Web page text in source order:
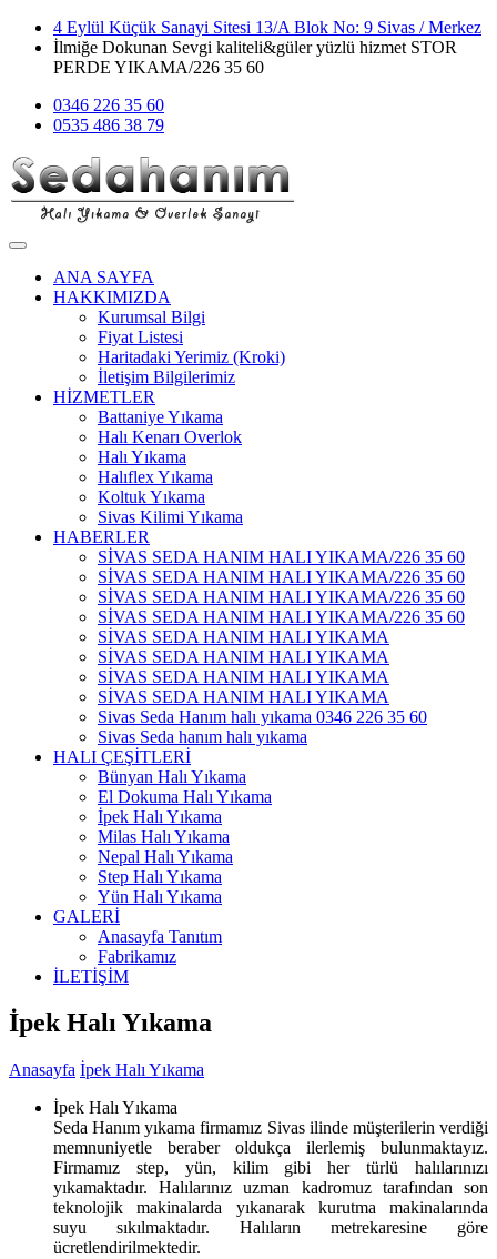
4 Eylül Küçük Sanayi Sitesi 13/A Blok No: 9 Sivas / Merkez
İlmiğe Dokunan Sevgi kaliteli&güler yüzlü hizmet STOR
PERDE YIKAMA/226 35 60
0346 226 35 60
0535 486 38 79
ANA SAYFA
HAKKIMIZDA
Kurumsal Bilgi
Fiyat Listesi
Haritadaki Yerimiz (Kroki)
İletişim Bilgilerimiz
HİZMETLER
Battaniye Yıkama
Halı Kenarı Overlok
Halı Yıkama
Halıflex Yıkama
Koltuk Yıkama
Sivas Kilimi Yıkama
HABERLER
SİVAS SEDA HANIM HALI YIKAMA/226 35 60
SİVAS SEDA HANIM HALI YIKAMA/226 35 60
SİVAS SEDA HANIM HALI YIKAMA/226 35 60
SİVAS SEDA HANIM HALI YIKAMA/226 35 60
SİVAS SEDA HANIM HALI YIKAMA
SİVAS SEDA HANIM HALI YIKAMA
SİVAS SEDA HANIM HALI YIKAMA
SİVAS SEDA HANIM HALI YIKAMA
Sivas Seda Hanım halı yıkama 0346 226 35 60
Sivas Seda hanım halı yıkama
HALI ÇEŞİTLERİ
Bünyan Halı Yıkama
El Dokuma Halı Yıkama
İpek Halı Yıkama
Milas Halı Yıkama
Nepal Halı Yıkama
Step Halı Yıkama
Yün Halı Yıkama
GALERİ
Anasayfa Tanıtım
Fabrikamız
İLETİŞİM
İpek Halı Yıkama
Anasayfa İpek Halı Yıkama
İpek Halı Yıkama
Seda Hanım yıkama firmamız Sivas ilinde müşterilerin verdiği
memnuniyetle beraber oldukça ilerlemiş bulunmaktayız.
Firmamız step, yün, kilim gibi her türlü halılarınızı
yıkamaktadır. Halılarınız uzman kadromuz tarafından son
teknolojik makinalarda yıkanarak kurutma makinalarında
suyu sıkılmaktadır. Halıların metrekaresine göre
ücretlendirilmektedir.